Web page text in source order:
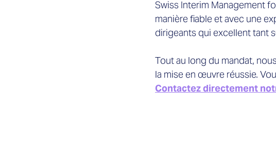
Swiss Interim Management
manière fiable et avec une
dirigeants qui excellent tant
Tout au long du mandat,
la mise en œuvre réussie.
Contactez directement